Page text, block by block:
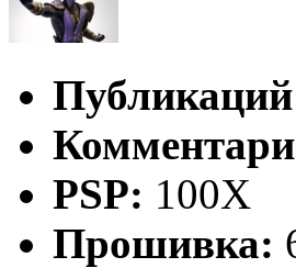
PSP: 100X
Прошивка: